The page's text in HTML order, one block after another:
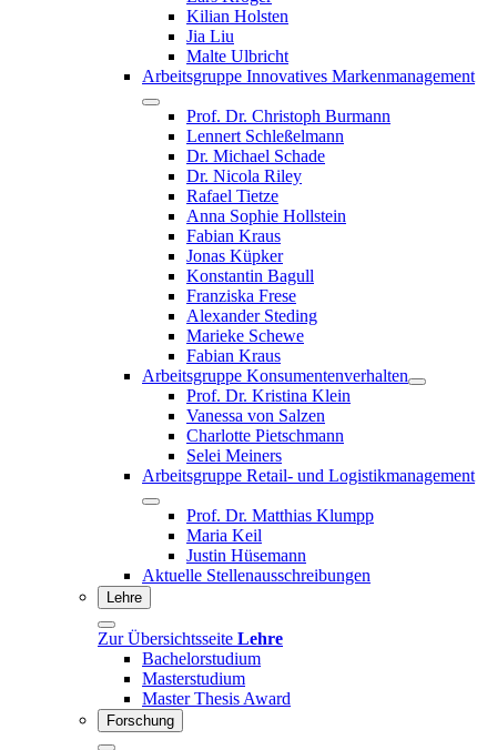
Kilian Holsten
Jia Liu
Malte Ulbricht
Arbeitsgruppe Innovatives Markenmanagement
Prof. Dr. Christoph Burmann
Lennert Schleßelmann
Dr. Michael Schade
Dr. Nicola Riley
Rafael Tietze
Anna Sophie Hollstein
Fabian Kraus
Jonas Küpker
Konstantin Bagull
Franziska Frese
Alexander Steding
Marieke Schewe
Fabian Kraus
Arbeitsgruppe Konsumentenverhalten
Prof. Dr. Kristina Klein
Vanessa von Salzen
Charlotte Pietschmann
Selei Meiners
Arbeitsgruppe Retail- und Logistikmanagement
Prof. Dr. Matthias Klumpp
Maria Keil
Justin Hüsemann
Aktuelle Stellenausschreibungen
Lehre
Zur Übersichtsseite Lehre
Bachelorstudium
Masterstudium
Master Thesis Award
Forschung